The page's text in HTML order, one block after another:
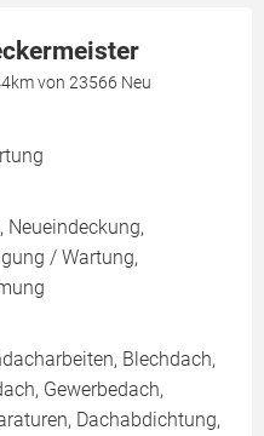
von 23566 Neu
Neueindeckung,
/ Wartung,
Blechdach,
Gewerbedach,
Dachabdichtung,